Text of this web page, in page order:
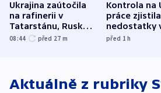
Ukrajina zaútočila
na rafinerii v
Tatarstánu, Rusko
udeřilo na Sumy a
08:44 před 27 m
Kontrola na
práce zjistila
nedostatky
účetnictví za
před 1h
Aktuálně z rubriky